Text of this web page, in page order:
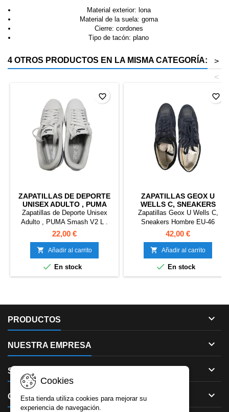
Material exterior: lona
Material de la suela: goma
Cierre: cordones
Tipo de tacón: plano
4 OTROS PRODUCTOS EN LA MISMA CATEGORÍA:
>
<
ZAPATILLAS DE DEPORTE
UNISEX ADULTO , PUMA
SMASH V2 L . EU-42.5
Zapatillas de Deporte Unisex
Adulto , PUMA Smash V2 L .
EU-42.5
22,00 €
 Añadir al carrito
 En stock
favorite_border
ZAPATILLAS GEOX U
WELLS C, SNEAKERS
HOMBRE EU-46
Zapatillas Geox U Wells C,
Sneakers Hombre EU-46
42,00 €
 Añadir al carrito
 En stock
favorite_border
PRODUCTOS 
NUESTRA EMPRESA 
SU CUENTA 
CONTACTO 
Cookies
Esta tienda utiliza cookies para mejorar su
experiencia de navegación.